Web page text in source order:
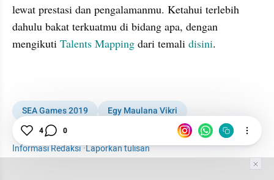
lewat prestasi dan pengalamanmu. Ketahui terlebih
dahulu bakat terkuatmu di bidang apa, dengan
mengikuti Talents Mapping dari temali disini.
SEA Games 2019
Egy Maulana Vikri
Kisah Inspiratif
1001 media online
Informasi Redaksi·Laporkan tulisan
4 0